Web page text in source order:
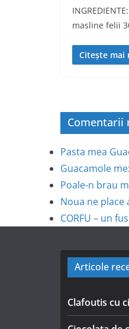
masline felii
Citește mai
Comentarii
Pasta mea
Guacamole
Poale-n brau
Noua ne place
CORFU – un
Articole
Clafoutis cu